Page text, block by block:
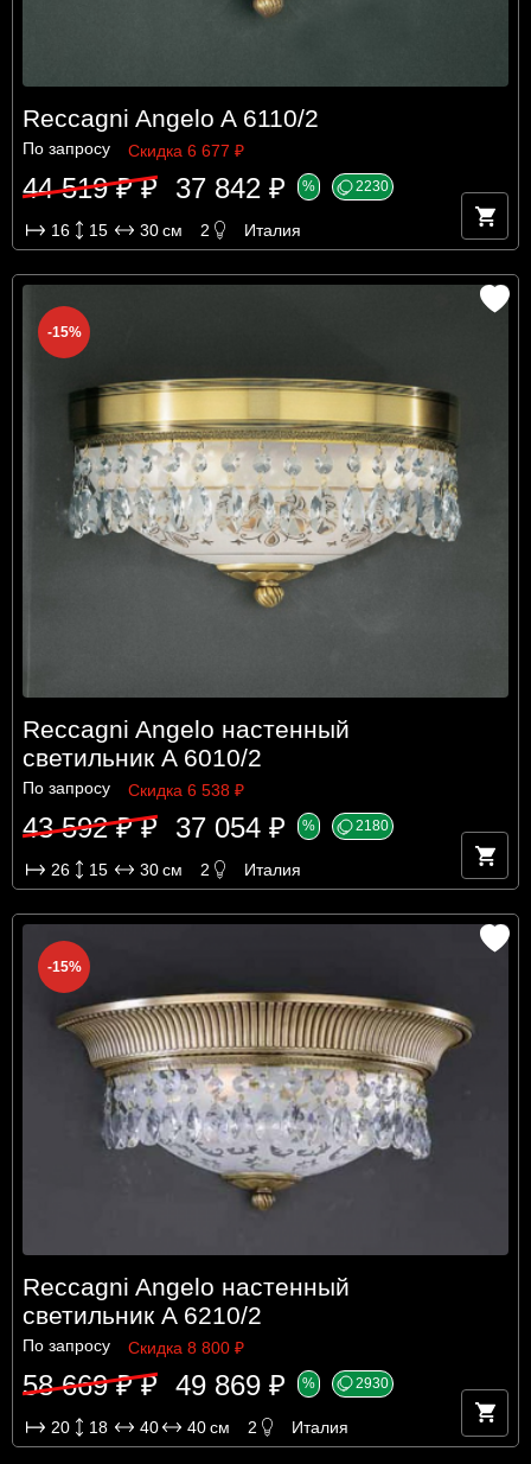
Reccagni Angelo A 6110/2
По запросу Скидка 6 677 ₽
44 519 ₽ ₽ 37 842 ₽ % 2230
16 15 30см 2 Италия
-15%
Reccagni Angelo настенный
светильник A 6010/2
По запросу Скидка 6 538 ₽
43 592 ₽ ₽ 37 054 ₽ % 2180
26 15 30см 2 Италия
-15%
Reccagni Angelo настенный
светильник A 6210/2
По запросу Скидка 8 800 ₽
58 669 ₽ ₽ 49 869 ₽ % 2930
20 18 40 40см 2 Италия